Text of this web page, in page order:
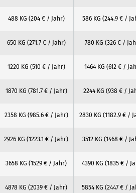
488 KG (204 € / Jahr) 586 KG (244.9 € /
650 KG (271.7 € / Jahr) 780 KG (326 € /
1220 KG (510 € / Jahr) 1464 KG (612 € /
1870 KG (781.7 € / Jahr) 2244 KG (938 € /
2358 KG (985.6 € / Jahr) 2830 KG (1182.9 € /
2926 KG (1223.1 € / Jahr) 3512 KG (1468 € /
3658 KG (1529 € / Jahr) 4390 KG (1835 € /
4878 KG (2039 € / Jahr) 5854 KG (2447 € /